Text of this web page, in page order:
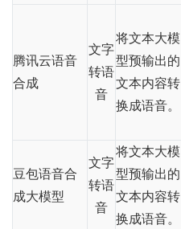
腾讯云语音
合成
文字
转语
音
将文本大模
型预输出的
文本内容转
换成语音。
豆包语音合
成大模型
文字
转语
音
将文本大模
型预输出的
文本内容转
换成语音。